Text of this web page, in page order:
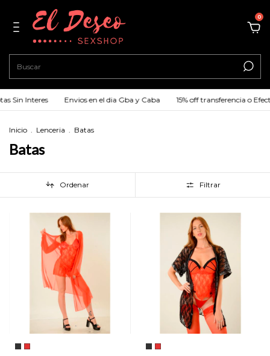
0
Sin Interes Envios en el dia Gba y Caba 15% off transferencia o
Inicio . Lenceria . Batas
Batas
Ordenar Filtrar